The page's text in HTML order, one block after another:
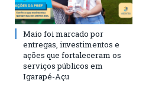
Maio foi marcado por
entregas, investimentos e
ações que fortaleceram os
serviços públicos em
Igarapé-Açu